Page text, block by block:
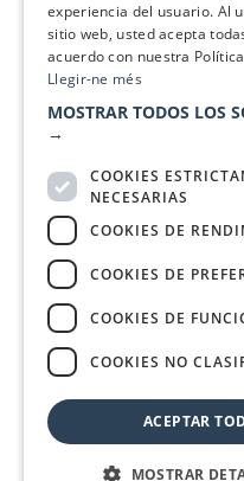
Comunicaciones
Anuncia’t
Quiero recibir la
Con el apoyo de
Medio de
experiencia del usuario. Al
sitio web, usted acepta
acuerdo con nuestra
Llegir-ne més
MOSTRAR TODOS LOS
→
COOKIES
NECESARIAS
COOKIES DE
COOKIES DE
COOKIES DE
COOKIES NO
ACEPTAR
MOSTRAR